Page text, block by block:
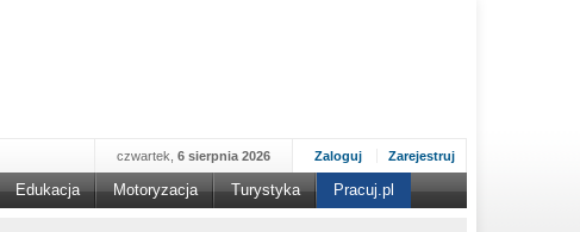
Zaloguj Zarejestruj
czwartek, 6 sierpnia 2026
Edukacja Motoryzacja Turystyka Pracuj.pl